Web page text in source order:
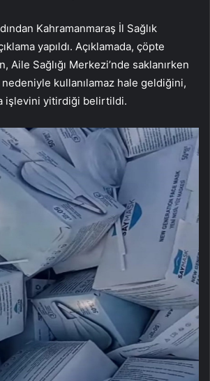
Kahramanmaraş İl Sağlık
yapıldı. Açıklamada, çöpte
Aile Sağlığı Merkezi’nde saklanırken
nedeniyle kullanılamaz hale geldiğini,
işlevini yitirdiği belirtildi.